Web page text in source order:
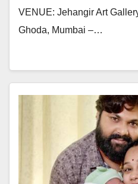
VENUE: Jehangir Art
Ghoda, Mumbai –…